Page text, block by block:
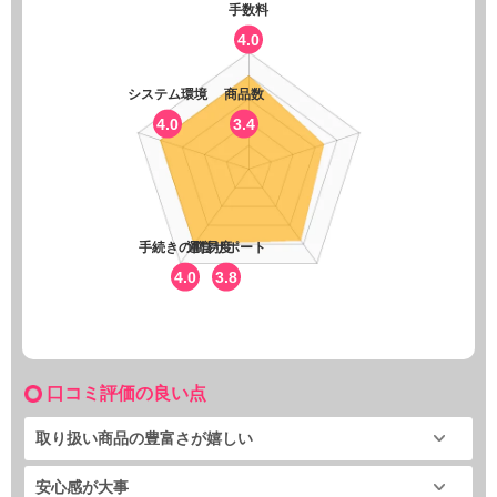
手数料
4.0
商品数
3.4
運営サポート
3.8
手続きの簡易度
4.0
システム環境
4.0
口コミ評価の良い点
取り扱い商品の豊富さが嬉しい
安心感が大事